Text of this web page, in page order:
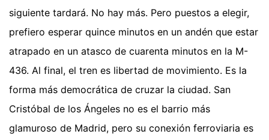
siguiente tardará. No hay más. Pero puestos a elegir,
prefiero esperar quince minutos en un andén que estar
atrapado en un atasco de cuarenta minutos en la M-
436. Al final, el tren es libertad de movimiento. Es la
forma más democrática de cruzar la ciudad. San
Cristóbal de los Ángeles no es el barrio más
glamuroso de Madrid, pero su conexión ferroviaria es